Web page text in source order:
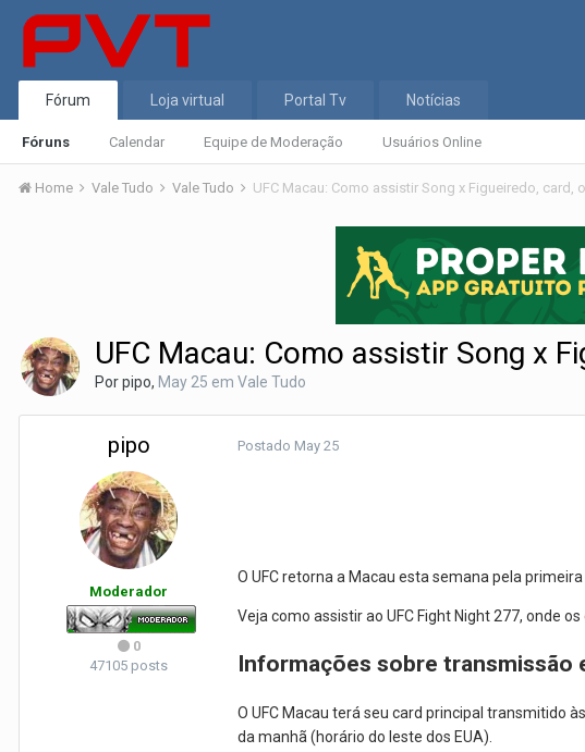
Fórum
Fóruns Calendar Equipe de Moderação Usuários Online
Loja virtual Portal Tv Notícias
Home Vale Tudo Vale Tudo UFC Macau: Como assistir Song x Figueiredo, card,
UFC Macau: Como assistir Song x
Porpipo, May 25 em Vale Tudo
pipo
Moderador
0
47105 posts
Postado May 25
O UFC retorna a Macau esta semana pela
Veja como assistir ao UFC Fight Night 277, onde
Informações sobre transmissão
O UFC Macau terá seu card principal transmitido
da manhã (horário do leste dos EUA).